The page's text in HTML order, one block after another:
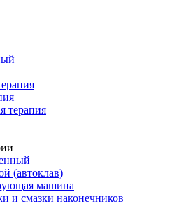
терапия
(автоклав)
машина
и смазки наконечников